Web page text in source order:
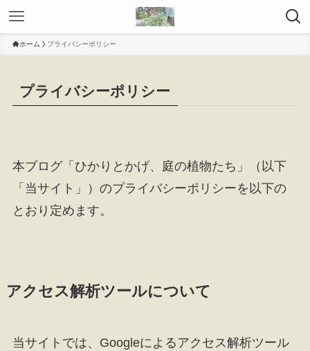
ホーム プライバシーポリシー
プライバシーポリシー
本ブログ「ひかりとかげ、庭の植物たち」（以下
「当サイト」）のプライバシーポリシーを以下の
とおり定めます。
アクセス解析ツールについて
当サイトでは、Googleによるアクセス解析ツール